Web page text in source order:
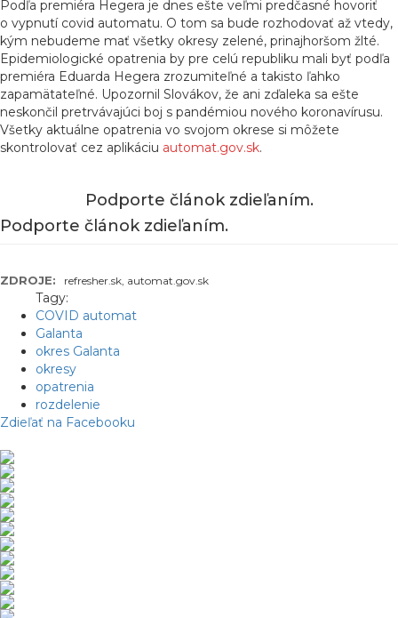
Podľa premiéra Hegera je dnes ešte veľmi predčasné hovoriť
o vypnutí covid automatu. O tom sa bude rozhodovať až vtedy,
kým nebudeme mať všetky okresy zelené, prinajhoršom žlté.
Epidemiologické opatrenia by pre celú republiku mali byť podľa
premiéra Eduarda Hegera zrozumiteľné a takisto ľahko
zapamätateľné. Upozornil Slovákov, že ani zďaleka sa ešte
neskončil pretrvávajúci boj s pandémiou nového koronavírusu.
Všetky aktuálne opatrenia vo svojom okrese si môžete
skontrolovať cez aplikáciu automat.gov.sk.
Podporte článok zdieľaním.
Podporte článok zdieľaním.
ZDROJE: refresher.sk, automat.gov.sk
Tagy:
COVID automat
Galanta
okres Galanta
okresy
opatrenia
rozdelenie
Zdieľať na Facebooku